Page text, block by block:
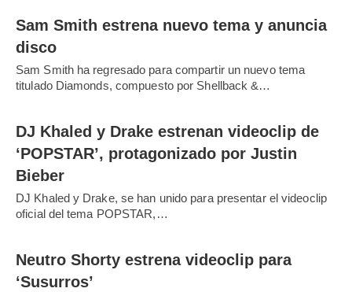
Sam Smith estrena nuevo tema y anuncia
disco
Sam Smith ha regresado para compartir un nuevo tema
titulado Diamonds, compuesto por Shellback &…
DJ Khaled y Drake estrenan videoclip de
‘POPSTAR’, protagonizado por Justin
Bieber
DJ Khaled y Drake, se han unido para presentar el videoclip
oficial del tema POPSTAR,…
Neutro Shorty estrena videoclip para
‘Susurros’